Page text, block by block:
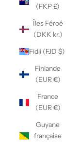
(FKP £)
Îles Féroé
(DKK kr.)
Fidji (FJD $)
Finlande
(EUR €)
France
(EUR €)
Guyane
française